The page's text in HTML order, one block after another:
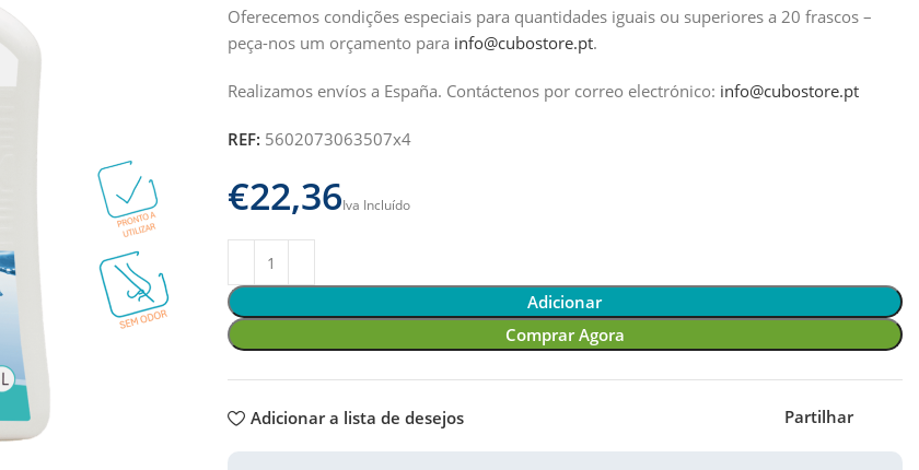
Oferecemos condições especiais para quantidades iguais ou superiores a 20 frascos –
peça-nos um orçamento para info@cubostore.pt.
Realizamos envíos a España. Contáctenos por correo electrónico: info@cubostore.pt
REF: 5602073063507x4
€
Adicionar
Comprar Agora
Adicionar a lista de desejos Partilhar